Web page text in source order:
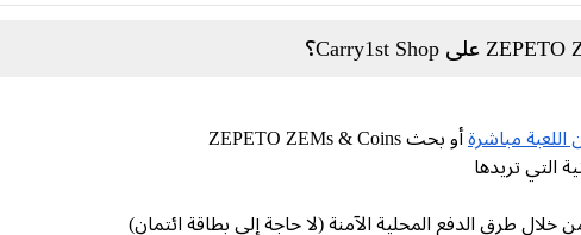
مباشرة أو بحث ZEPETO ZEMs & Coins